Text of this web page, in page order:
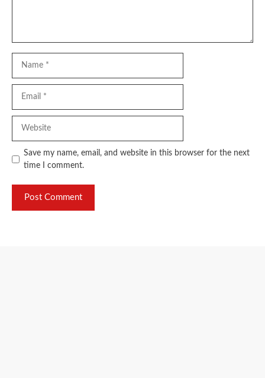
Save my name, email, and website in this browser for the next
time I comment.